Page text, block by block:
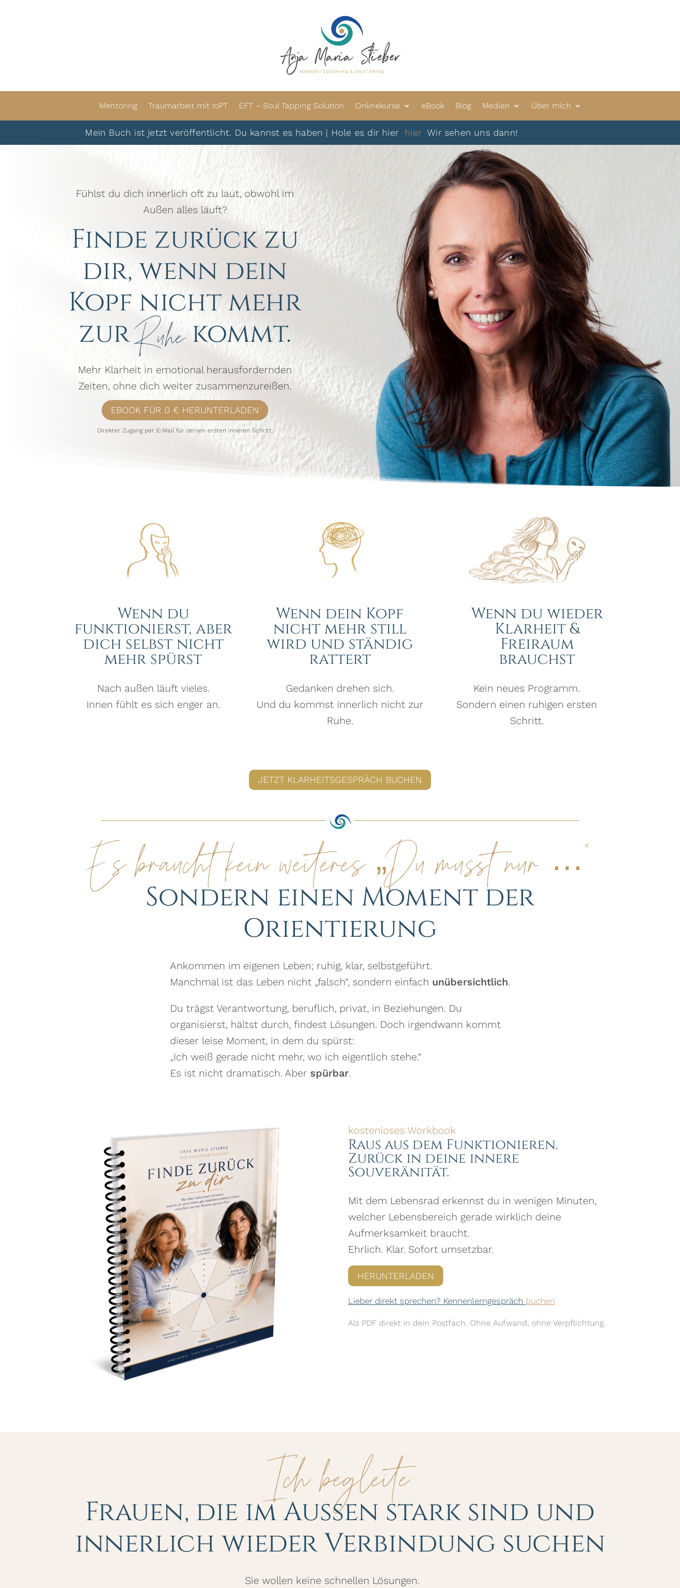
Mentoring Traumarbeit mit IoPT EFT – Soul Tapping Solution Onlinekurse eBook Blog Medien Über mich
Mein Buch ist jetzt veröffentlicht. Du kannst es haben | Hole es dir hier hier Wir sehen uns dann!
Fühlst du dich innerlich oft zu laut, obwohl im
Außen alles läuft?
Finde zurück zu
dir, wenn dein
Kopf nicht mehr
zurRuhekommt.
Mehr Klarheit in emotional herausfordernden
Zeiten, ohne dich weiter zusammenzureißen.
EBOOK FÜR 0 € HERUNTERLADEN
Direkter Zugang per E-Mail für deinen ersten inneren Schritt.
Wenn du
funktionierst, aber
dich selbst nicht
mehr spürst
Nach außen läuft vieles.
Innen fühlt es sich enger an.
Wenn dein Kopf
nicht mehr still
wird und ständig
rattert
Gedanken drehen sich.
Und du kommst innerlich nicht zur
Ruhe.
Wenn du wieder
Klarheit &
Freiraum
brauchst
Kein neues Programm.
Sondern einen ruhigen ersten
Schritt.
JETZT KLARHEITSGESPRÄCH BUCHEN
Es braucht kein weiteres „Du musst nur …“
Sondern einen Moment der
Orientierung
Ankommen im eigenen Leben; ruhig, klar, selbstgeführt.
Manchmal ist das Leben nicht „falsch“, sondern einfach unübersichtlich.
Du trägst Verantwortung, beruflich, privat, in Beziehungen. Du
organisierst, hältst durch, findest Lösungen. Doch irgendwann kommt
dieser leise Moment, in dem du spürst:
„Ich weiß gerade nicht mehr, wo ich eigentlich stehe.“
Es ist nicht dramatisch. Aber spürbar.
kostenloses Workbook
Raus aus dem Funktionieren.
Zurück in deine innere
Souveränität.
Mit dem Lebensrad erkennst du in wenigen Minuten,
welcher Lebensbereich gerade wirklich deine
Aufmerksamkeit braucht.
Ehrlich. Klar. Sofort umsetzbar.
HERUNTERLADEN
Lieber direkt sprechen? Kennenlerngespräch buchen
Als PDF direkt in dein Postfach. Ohne Aufwand, ohne Verpflichtung.
Ich begleite
Frauen, die im Außen stark sind und
innerlich wieder Verbindung suchen
Sie wollen keine schnellen Lösungen.